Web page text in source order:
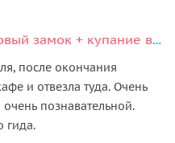
Карловы Вары, средневековый замок + купание в открытом термальном бассейне
после окончания
и отвезла туда. Очень
познавательной.
гида.